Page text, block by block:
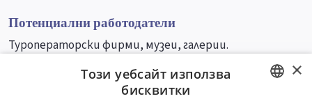
Потенциални работодатели
Туроператорски фирми, музеи, галерии.
Университети Специалности
×
Този уебсайт използва
бисквитки